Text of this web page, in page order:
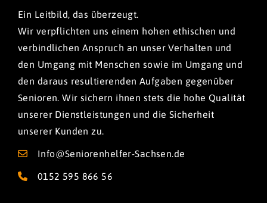
Ein Leitbild, das überzeugt.
Wir verpflichten uns einem hohen ethischen und
verbindlichen Anspruch an unser Verhalten und
den Umgang mit Menschen sowie im Umgang und
den daraus resultierenden Aufgaben gegenüber
Senioren. Wir sichern ihnen stets die hohe Qualität
unserer Dienstleistungen und die Sicherheit
unserer Kunden zu.
Info@Seniorenhelfer-Sachsen.de
0152 595 866 56